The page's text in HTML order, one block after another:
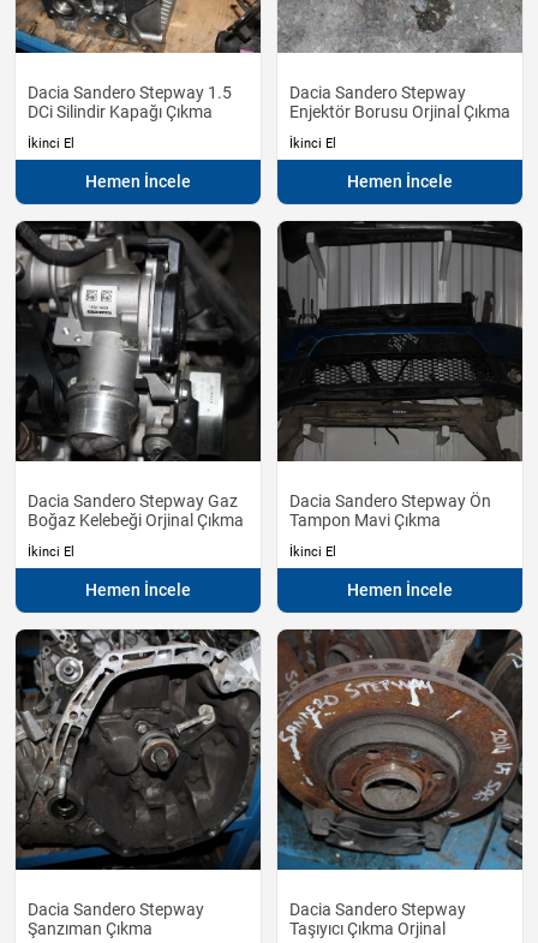
Dacia Sandero Stepway 1.5
DCi Silindir Kapağı Çıkma
İkinci El
Hemen İncele
Dacia Sandero Stepway
Enjektör Borusu Orjinal Çıkma
İkinci El
Hemen İncele
Dacia Sandero Stepway Gaz
Boğaz Kelebeği Orjinal Çıkma
İkinci El
Hemen İncele
Dacia Sandero Stepway Ön
Tampon Mavi Çıkma
İkinci El
Hemen İncele
Dacia Sandero Stepway
Şanzıman Çıkma
Dacia Sandero Stepway
Taşıyıcı Çıkma Orjinal